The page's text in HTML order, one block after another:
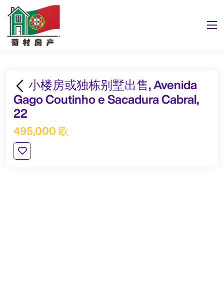
小楼房或独栋别墅出售, Avenida
Gago Coutinho e Sacadura Cabral,
22
495,000 欧